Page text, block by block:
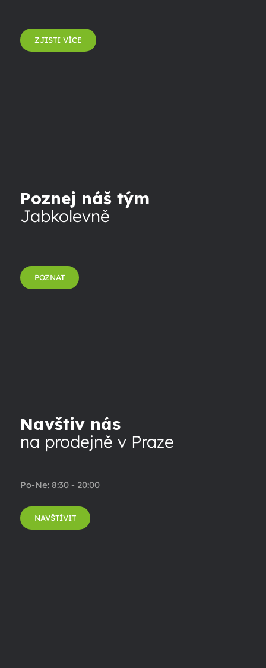
ZJISTI VÍCE
Poznej náš tým
Jabkolevně
POZNAT
Navštiv nás
na prodejně v Praze
Po-Ne: 8:30 - 20:00
NAVŠTÍVIT